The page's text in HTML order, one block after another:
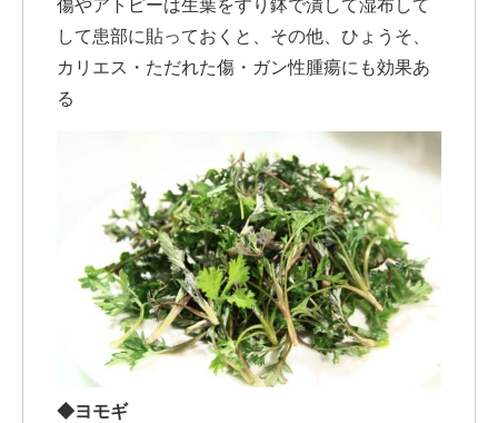
傷やアトピーは生葉をすり鉢で潰して湿布して
して患部に貼っておくと、その他、ひょうそ、
カリエス・ただれた傷・ガン性腫瘍にも効果あ
る
◆ヨモギ